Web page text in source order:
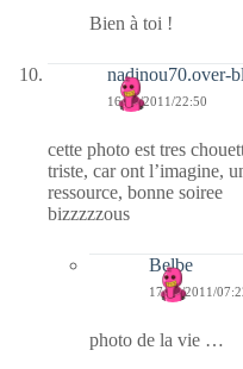
Bien à toi !
nadinou70.over-
16/02/2011/22:50
cette photo est tres
triste, car ont l’imagine,
ressource, bonne soiree
bizzzzzous
Belbe
17/02/2011/
photo de la vie …